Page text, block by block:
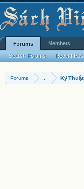
Forums Kỹ
Forums
Search Forums Recent
Members